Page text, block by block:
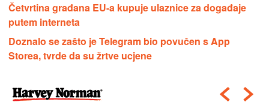
Četvrtina građana EU-a kupuje ulaznice za događaje
putem interneta
Doznalo se zašto je Telegram bio povučen s App
Storea, tvrde da su žrtve ucjene